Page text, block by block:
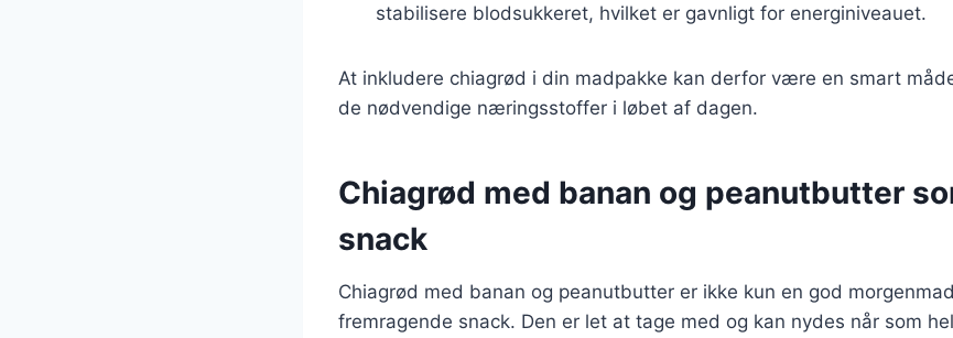
stabilisere blodsukkeret, hvilket er gavnligt for energiniveauet.
At inkludere chiagrød i din madpakke kan derfor være en smart
de nødvendige næringsstoffer i løbet af dagen.
Chiagrød med banan og peanutbutter
snack
Chiagrød med banan og peanutbutter er ikke kun en god
fremragende snack. Den er let at tage med og kan nydes når som